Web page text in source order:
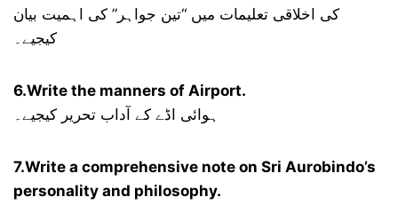
کی اخلاقی تعلیمات میں “تین جواہر” کی اہمیت بیان
کیجیے۔
6.Write the manners of Airport.
ہوائی اڈے کے آداب تحریر کیجیے۔
7.Write a comprehensive note on Sri Aurobindo’s
personality and philosophy.